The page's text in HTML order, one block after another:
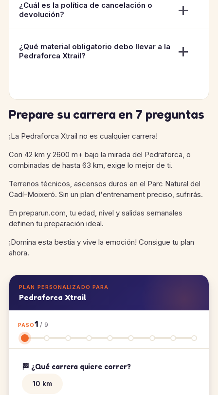
¿Cuál es la política de cancelación o
devolución?
¿Qué material obligatorio debo llevar a la
Pedraforca Xtrail?
Prepare su carrera en 7 preguntas
¡La Pedraforca Xtrail no es cualquier carrera!
Con 42 km y 2600 m+ bajo la mirada del Pedraforca, o
combinadas de hasta 63 km, exige lo mejor de ti.
Terrenos técnicos, ascensos duros en el Parc Natural del
Cadí-Moixeró. Sin un plan d'entrenament preciso, sufrirás.
En preparun.com, tu edad, nivel y salidas semanales
definen tu preparación ideal.
¡Domina esta bestia y vive la emoción! Consigue tu plan
ahora.
PLAN PERSONALIZADO PARA
Pedraforca Xtrail
PASO1 / 9
🏁 ¿Qué carrera quiere correr?
10 km